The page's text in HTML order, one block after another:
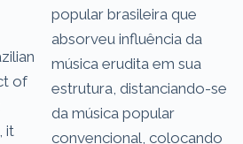
of
it
popular brasileira que
absorveu influência da
música erudita em sua
estrutura, distanciando-se
da música popular
convencional, colocando